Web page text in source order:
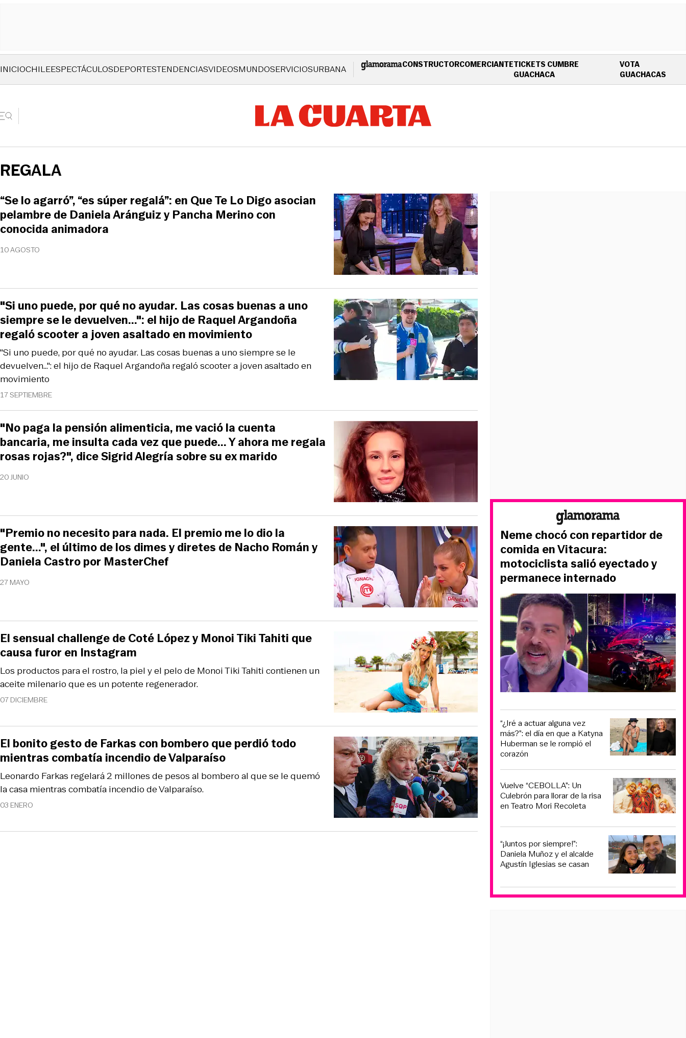
INICIOCHILEESPECTÁCULOSDEPORTESTENDENCIASVIDEOSMUNDOSERVICIOSURBANA CONSTRUCTORCOMERCIANTETICKETS CUMBRE
GUACHACAOPENS IN NEW WINDOW
VOTA
GUACHACAS
REGALA
10 AGOSTO
“Se lo agarró”, “es súper regalá”: en Que Te Lo Digo asocian
pelambre de Daniela Aránguiz y Pancha Merino con
conocida animadora
17 SEPTIEMBRE
"Si uno puede, por qué no ayudar. Las cosas buenas a uno siempre se le
devuelven...": el hijo de Raquel Argandoña regaló scooter a joven asaltado en
movimiento
"Si uno puede, por qué no ayudar. Las cosas buenas a uno
siempre se le devuelven...": el hijo de Raquel Argandoña
regaló scooter a joven asaltado en movimiento
20 JUNIO
"No paga la pensión alimenticia, me vació la cuenta
bancaria, me insulta cada vez que puede... Y ahora me regala
rosas rojas?", dice Sigrid Alegría sobre su ex marido
27 MAYO
"Premio no necesito para nada. El premio me lo dio la
gente...", el último de los dimes y diretes de Nacho Román y
Daniela Castro por MasterChef
07 DICIEMBRE
Los productos para el rostro, la piel y el pelo de Monoi Tiki Tahiti contienen un
aceite milenario que es un potente regenerador.
El sensual challenge de Coté López y Monoi Tiki Tahiti que
causa furor en Instagram
03 ENERO
Leonardo Farkas regelará 2 millones de pesos al bombero al que se le quemó
la casa mientras combatía incendio de Valparaíso.
El bonito gesto de Farkas con bombero que perdió todo
mientras combatía incendio de Valparaíso
Neme chocó con repartidor de
comida en Vitacura:
motociclista salió eyectado y
permanece internado
“¿Iré a actuar alguna vez
más?”: el día en que a Katyna
Huberman se le rompió el
corazón
Vuelve “CEBOLLA”: Un
Culebrón para llorar de la risa
en Teatro Mori Recoleta
“¡Juntos por siempre!”:
Daniela Muñoz y el alcalde
Agustín Iglesias se casan